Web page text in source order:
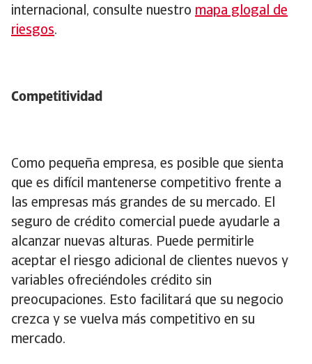
internacional, consulte nuestro mapa glogal de
riesgos.
Competitividad
Como pequeña empresa, es posible que sienta
que es difícil mantenerse competitivo frente a
las empresas más grandes de su mercado. El
seguro de crédito comercial puede ayudarle a
alcanzar nuevas alturas. Puede permitirle
aceptar el riesgo adicional de clientes nuevos y
variables ofreciéndoles crédito sin
preocupaciones. Esto facilitará que su negocio
crezca y se vuelva más competitivo en su
mercado.